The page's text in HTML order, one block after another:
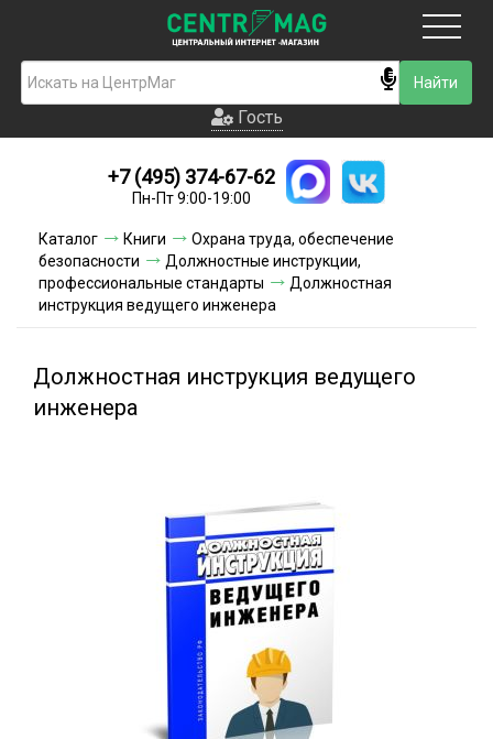
Гость
Новинки
Условия доставки
Условия оплаты
Акции и скидки
Гость
+7 (495) 374-67-62
Пн-Пт 9:00-19:00
Каталог Книги
Охрана труда, обеспечение
безопасности
Должностные инструкции,
профессиональные стандарты
Должностная
инструкция ведущего инженера
Должностная инструкция ведущего
инженера